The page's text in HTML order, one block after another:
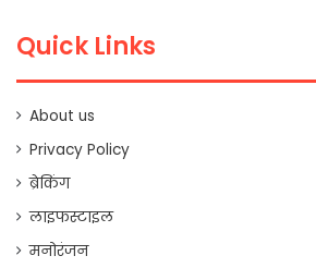
Quick Links
About us
Privacy Policy
ब्रेकिंग
लाइफस्टाइल
मनोरंजन